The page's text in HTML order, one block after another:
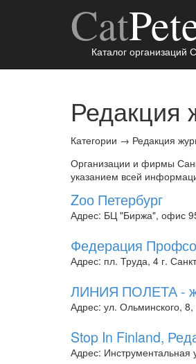
Cat
Каталог организаций
Редакция
Категории → Редакция
Организации и фирмы
указанием всей
Zоо Петербург
Адрес: БЦ "Биржа", офис
Федерация
Адрес: пл. Труда, 4 г.
ЛИНИЯ ПОЛЕТА -
Адрес: ул. Ольминского,
Stop In Finland,
Адрес: Инструментальная